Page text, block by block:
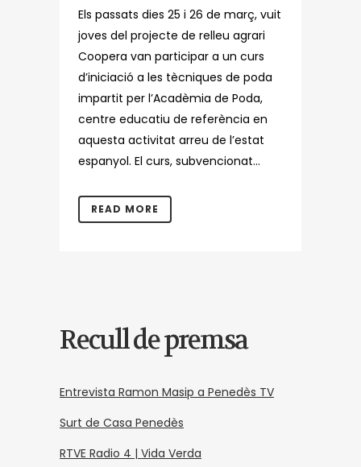
Els passats dies 25 i 26 de març, vuit
joves del projecte de relleu agrari
Coopera van participar a un curs
d’iniciació a les tècniques de poda
impartit per l’Acadèmia de Poda,
centre educatiu de referència en
aquesta activitat arreu de l’estat
espanyol. El curs, subvencionat...
READ MORE
Recull de premsa
Entrevista Ramon Masip a Penedès TV
Surt de Casa Penedès
RTVE Radio 4 | Vida Verda